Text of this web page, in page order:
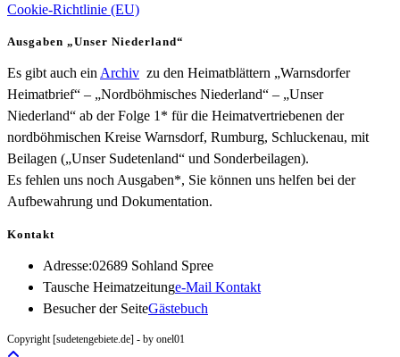
Cookie-Richtlinie (EU)
Ausgaben „Unser Niederland“
Es gibt auch ein Archiv zu den Heimatblättern „Warnsdorfer
Heimatbrief“ – „Nordböhmisches Niederland“ – „Unser
Niederland“ ab der Folge 1* für die Heimatvertriebenen der
nordböhmischen Kreise Warnsdorf, Rumburg, Schluckenau, mit
Beilagen („Unser Sudetenland“ und Sonderbeilagen).
Es fehlen uns noch Ausgaben*, Sie können uns helfen bei der
Aufbewahrung und Dokumentation.
Kontakt
Adresse:02689 Sohland Spree
Tausche Heimatzeitunge-Mail KontaktOpens
Besucher der SeiteGästebuch
Copyright [sudetengebiete.de] - by onel01